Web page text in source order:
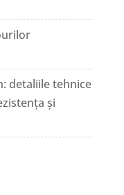
detaliile tehnice
și